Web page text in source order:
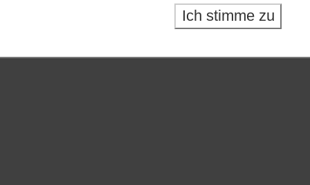
Ich stimme zu